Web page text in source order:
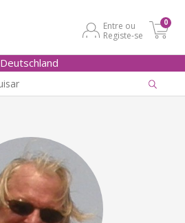
Entre ou
Registe-se
0
Deutschland